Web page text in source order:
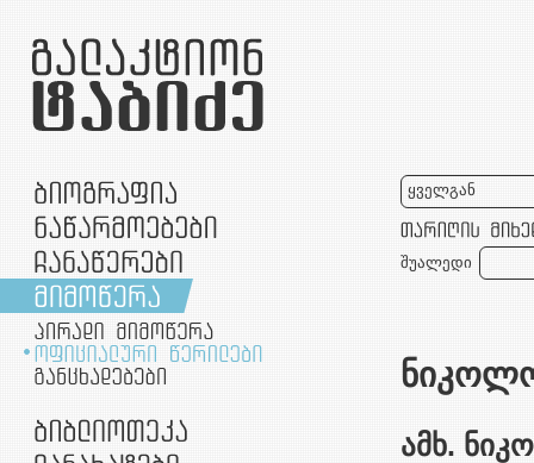
ყველგან
შუალედი
ამხ.